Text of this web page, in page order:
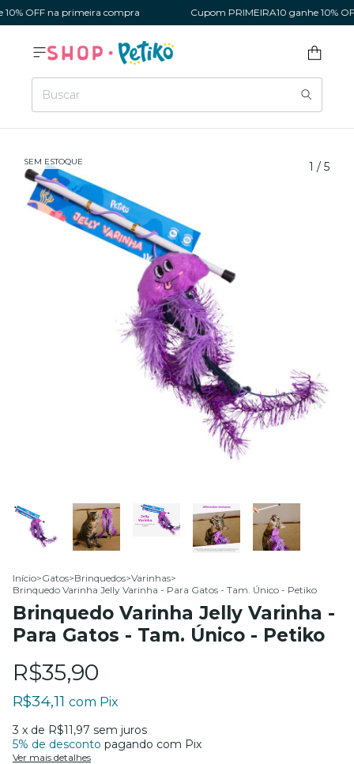
OFF na primeira compra Cupom PRIMEIRA10 ganhe 10%
SEM ESTOQUE 1 / 5
Início>Gatos>Brinquedos>Varinhas>
Brinquedo Varinha Jelly Varinha - Para Gatos - Tam. Único - Petiko
Brinquedo Varinha Jelly Varinha -
Para Gatos - Tam. Único - Petiko
R$35,90
R$34,11 com Pix
3 x de R$11,97 sem juros
5% de desconto pagando com Pix
Ver mais detalhes